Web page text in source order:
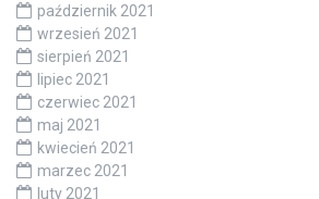
październik 2021
wrzesień 2021
sierpień 2021
lipiec 2021
czerwiec 2021
maj 2021
kwiecień 2021
marzec 2021
luty 2021